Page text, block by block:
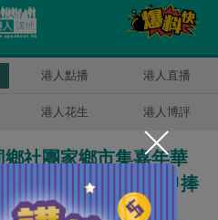
港人點播 港人直播
港人花生 港人博評
鄉社團家鄉市集嘉年華
家鄉味道 藝人方力申捧